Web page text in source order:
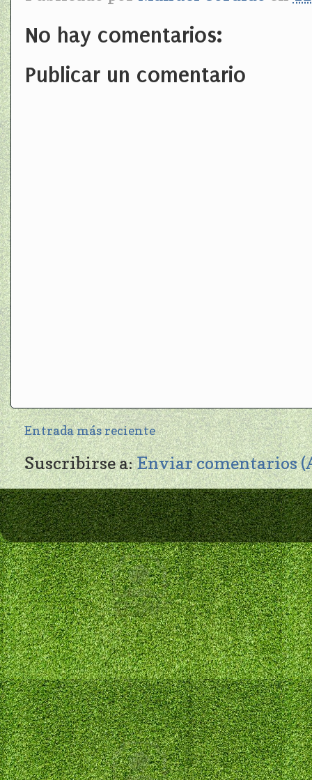
No hay comentarios:
Publicar un comentario
Entrada más reciente
Suscribirse a:Enviar comentarios